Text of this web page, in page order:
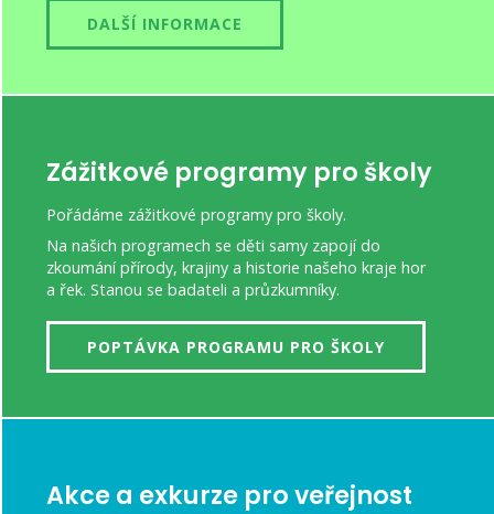
DALŠÍ INFORMACE
Zážitkové programy pro školy
Pořádáme zážitkové programy pro školy.
Na našich programech se děti samy zapojí do
zkoumání přírody, krajiny a historie našeho kraje hor
a řek. Stanou se badateli a průzkumníky.
POPTÁVKA PROGRAMU PRO ŠKOLY
Akce a exkurze pro veřejnost